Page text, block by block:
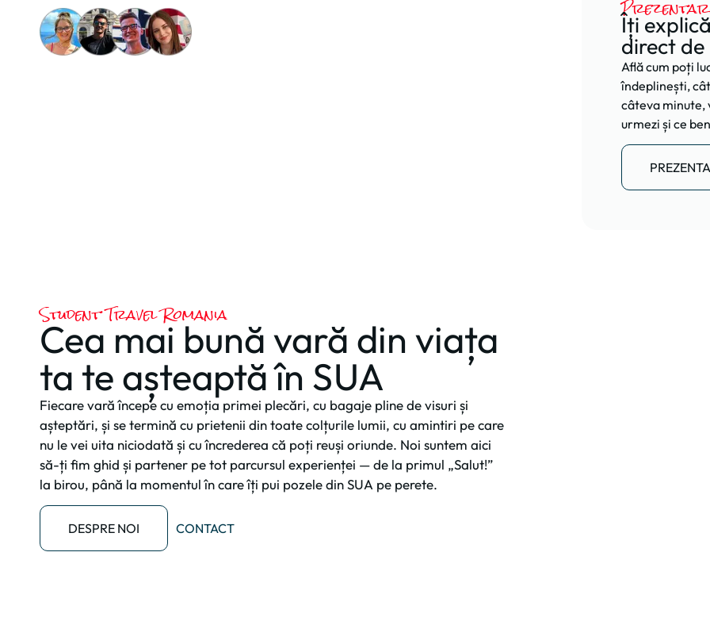
Îți
direct de
Află cum poți
îndeplinești,
câteva minute,
urmezi și ce
Student Travel Romania
Cea mai bună vară din viața
ta te așteaptă în SUA
Fiecare vară începe cu emoția primei plecări, cu bagaje pline de visuri și
așteptări, și se termină cu prietenii din toate colțurile lumii, cu amintiri pe care
nu le vei uita niciodată și cu încrederea că poți reuși oriunde. Noi suntem aici
să-ți fim ghid și partener pe tot parcursul experienței — de la primul „Salut!”
la birou, până la momentul în care îți pui pozele din SUA pe perete.
DESPRE NOI CONTACT